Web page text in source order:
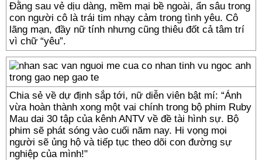
Đằng sau vẻ dịu dàng, mềm mại bề ngoài, ẩn sâu trong
con người cô là trái tim nhạy cảm trong tình yêu. Cô
lãng mạn, đầy nữ tính nhưng cũng thiêu đốt cả tâm trí
vì chữ “yêu”.
Chia sẻ về dự định sắp tới, nữ diễn viên bật mí: “Ánh
vừa hoàn thành xong một vai chính trong bộ phim Ruby
Mau dai 30 tập của kênh ANTV về đề tài hình sự. Bộ
phim sẽ phát sóng vào cuối năm nay. Hi vọng mọi
người sẽ ủng hộ và tiếp tục theo dõi con đường sự
nghiệp của mình!"